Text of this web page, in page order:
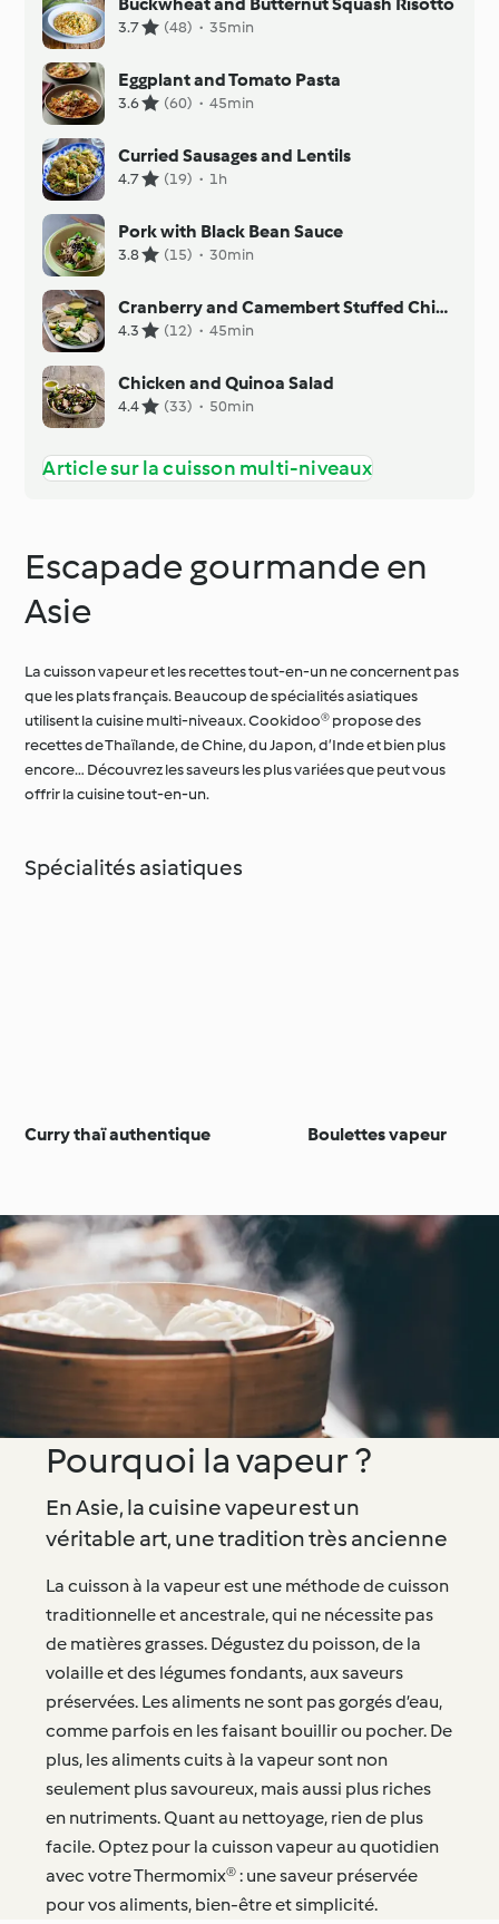
3.7 (48) · 35min
Eggplant and Tomato Pasta
3.6 (60) · 45min
Curried Sausages and Lentils
4.7 (19) · 1h
Pork with Black Bean Sauce
3.8 (15) · 30min
Cranberry and Camembert Stuffed Chicken with Mustard Sauce
4.3 (12) · 45min
Chicken and Quinoa Salad
4.4 (33) · 50min
Article sur la cuisson multi-niveaux
Escapade gourmande en
Asie
La cuisson vapeur et les recettes tout-en-un ne concernent pas
que les plats français. Beaucoup de spécialités asiatiques
utilisent la cuisine multi-niveaux. Cookidoo® propose des
recettes de Thaïlande, de Chine, du Japon, d’Inde et bien plus
encore… Découvrez les saveurs les plus variées que peut vous
offrir la cuisine tout-en-un.
Spécialités asiatiques
Curry thaï authentique Boulettes vapeur
Pourquoi la vapeur ?
En Asie, la cuisine vapeur est un
véritable art, une tradition très ancienne
La cuisson à la vapeur est une méthode de cuisson
traditionnelle et ancestrale, qui ne nécessite pas
de matières grasses. Dégustez du poisson, de la
volaille et des légumes fondants, aux saveurs
préservées. Les aliments ne sont pas gorgés d’eau,
comme parfois en les faisant bouillir ou pocher. De
plus, les aliments cuits à la vapeur sont non
seulement plus savoureux, mais aussi plus riches
en nutriments. Quant au nettoyage, rien de plus
facile. Optez pour la cuisson vapeur au quotidien
avec votre Thermomix® : une saveur préservée
pour vos aliments, bien-être et simplicité.